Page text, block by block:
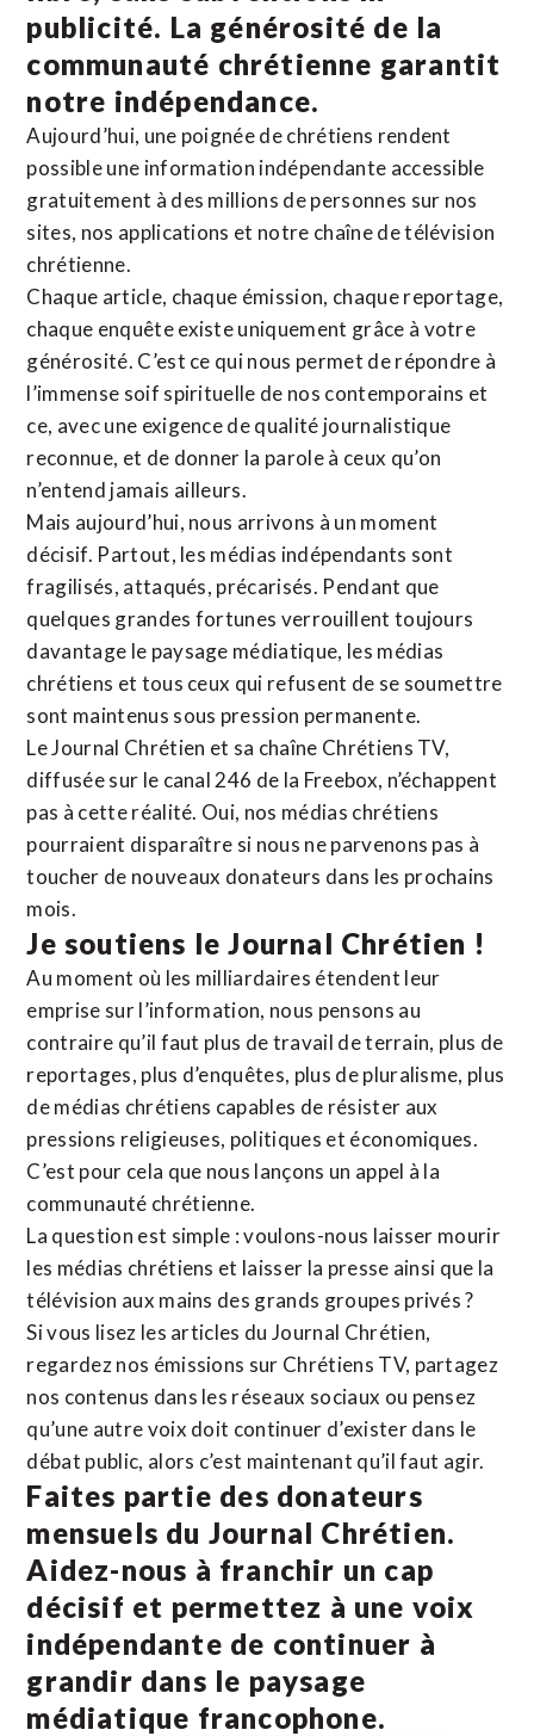
publicité. La générosité de la
communauté chrétienne garantit
notre indépendance.
Aujourd’hui, une poignée de chrétiens rendent
possible une information indépendante accessible
gratuitement à des millions de personnes sur nos
sites, nos applications et notre chaîne de télévision
chrétienne.
Chaque article, chaque émission, chaque reportage,
chaque enquête existe uniquement grâce à votre
générosité. C’est ce qui nous permet de répondre à
l’immense soif spirituelle de nos contemporains et
ce, avec une exigence de qualité journalistique
reconnue, et de donner la parole à ceux qu’on
n’entend jamais ailleurs.
Mais aujourd’hui, nous arrivons à un moment
décisif. Partout, les médias indépendants sont
fragilisés, attaqués, précarisés. Pendant que
quelques grandes fortunes verrouillent toujours
davantage le paysage médiatique, les médias
chrétiens et tous ceux qui refusent de se soumettre
sont maintenus sous pression permanente.
Le Journal Chrétien et sa chaîne Chrétiens TV,
diffusée sur le canal 246 de la Freebox, n’échappent
pas à cette réalité. Oui, nos médias chrétiens
pourraient disparaître si nous ne parvenons pas à
toucher de nouveaux donateurs dans les prochains
mois.
Je soutiens le Journal Chrétien !
Au moment où les milliardaires étendent leur
emprise sur l’information, nous pensons au
contraire qu’il faut plus de travail de terrain, plus de
reportages, plus d’enquêtes, plus de pluralisme, plus
de médias chrétiens capables de résister aux
pressions religieuses, politiques et économiques.
C’est pour cela que nous lançons un appel à la
communauté chrétienne.
La question est simple : voulons-nous laisser mourir
les médias chrétiens et laisser la presse ainsi que la
télévision aux mains des grands groupes privés ?
Si vous lisez les articles du Journal Chrétien,
regardez nos émissions sur Chrétiens TV, partagez
nos contenus dans les réseaux sociaux ou pensez
qu’une autre voix doit continuer d’exister dans le
débat public, alors c’est maintenant qu’il faut agir.
Faites partie des donateurs
mensuels du Journal Chrétien.
Aidez-nous à franchir un cap
décisif et permettez à une voix
indépendante de continuer à
grandir dans le paysage
médiatique francophone.